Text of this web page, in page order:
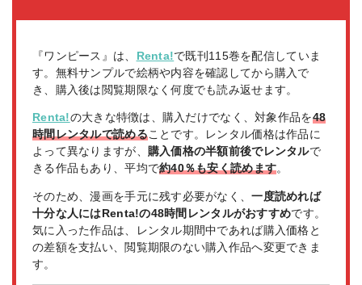
『ワンピース』は、 Renta!で既刊115巻を配信していま
す。無料サンプルで絵柄や内容を確認してから購入で
き、購入後は閲覧期限なく何度でも読み返せます。
Renta!の大きな特徴は、購入だけでなく、対象作品を48
時間レンタルで読めることです。レンタル価格は作品に
よって異なりますが、 購入価格の半額前後でレンタルで
きる作品もあり、平均で約40％も安く読めます。
そのため、漫画を手元に残す必要がなく、一度読めれば
十分な人にはRenta!の48時間レンタルがおすすめです。
気に入った作品は、レンタル期間中であれば購入価格と
の差額を支払い、閲覧期限のない購入作品へ変更できま
す。